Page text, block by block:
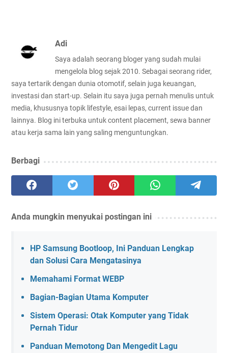
Adi
Saya adalah seorang bloger yang sudah mulai
mengelola blog sejak 2010. Sebagai seorang rider,
saya tertarik dengan dunia otomotif, selain juga keuangan,
investasi dan start-up. Selain itu saya juga pernah menulis untuk
media, khususnya topik lifestyle, esai lepas, current issue dan
lainnya. Blog ini terbuka untuk content placement, sewa banner
atau kerja sama lain yang saling menguntungkan.
Berbagi
Anda mungkin menyukai postingan ini
HP Samsung Bootloop, Ini Panduan Lengkap
dan Solusi Cara Mengatasinya
Memahami Format WEBP
Bagian-Bagian Utama Komputer
Sistem Operasi: Otak Komputer yang Tidak
Pernah Tidur
Panduan Memotong Dan Mengedit Lagu